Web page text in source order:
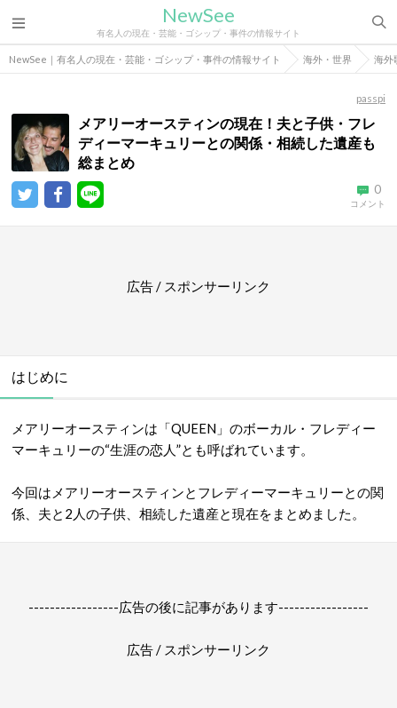
NewSee
有名人の現在・芸能・ゴシップ・事件の情報サイト
NewSee｜有名人の現在・芸能・ゴシップ・事件の情報サイト 海外・世界 海外
passpi
メアリーオースティンの現在！夫と子供・フレ
ディーマーキュリーとの関係・相続した遺産も
総まとめ
0
コメント
広告 / スポンサーリンク
はじめに
メアリーオースティンは「QUEEN」のボーカル・フレディー
マーキュリーの“生涯の恋人”とも呼ばれています。
今回はメアリーオースティンとフレディーマーキュリーとの関
係、夫と2人の子供、相続した遺産と現在をまとめました。
-----------------広告の後に記事があります-----------------
広告 / スポンサーリンク